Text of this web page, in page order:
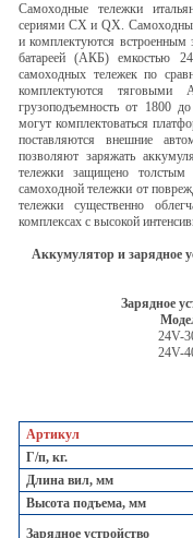
Самоходные тележки
сериями СХ и QX.
и комплектуются встроенным
батареей (АКБ) емкостью
самоходных тележек по
комплектуются
грузоподъемность от 1800
могут комплектоваться
поставляются внешние
позволяют заряжать
тележки защищено толстым
самоходной тележки от
тележки существенно
комплексах с высокой
Аккумулятор и зарядное
Зарядное
24V-
24V-
Артикул
Г/п, кг.
Длина вил, мм
Высота подъема, мм
Зарядное устройство